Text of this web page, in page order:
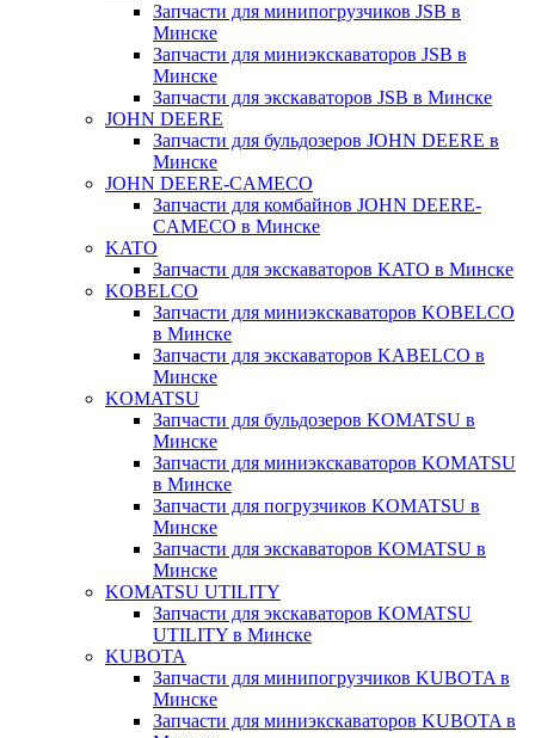
Запчасти для минипогрузчиков JSB в
Минске
Запчасти для миниэкскаваторов JSB в
Минске
Запчасти для экскаваторов JSB в Минске
JOHN DEERE
Запчасти для бульдозеров JOHN DEERE в
Минске
JOHN DEERE-CAMECO
Запчасти для комбайнов JOHN DEERE-
CAMECO в Минске
KATO
Запчасти для экскаваторов KATO в Минске
KOBELCO
Запчасти для миниэкскаваторов KOBELCO
в Минске
Запчасти для экскаваторов KABELCO в
Минске
KOMATSU
Запчасти для бульдозеров KOMATSU в
Минске
Запчасти для миниэкскаваторов KOMATSU
в Минске
Запчасти для погрузчиков KOMATSU в
Минске
Запчасти для экскаваторов KOMATSU в
Минске
KOMATSU UTILITY
Запчасти для экскаваторов KOMATSU
UTILITY в Минске
KUBOTA
Запчасти для минипогрузчиков KUBOTA в
Минске
Запчасти для миниэкскаваторов KUBOTA в